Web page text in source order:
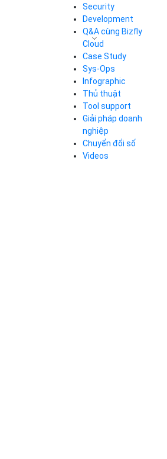
Bảng giá
Bảng giá
Bảng giá
Load Balancer
Auto Scaling
Container Registry
Kubernetes
Cloud Database
Call Center
Business Email
Simple Storage
VPN
Traffic Manager
Cloud VPS
Kafka
Videos
Security
Development
Q&A cùng Bizfly
Cloud
Q&A về Bizfly
Cloud Server
Thao tác kết nối
tới server
Videos
Q&A về Bizfly
Business Email
Videos
Case Study
Sys-Ops
Infographic
Thủ thuật
Tool support
Giải pháp doanh
nghiệp
Chuyển đổi số
Videos